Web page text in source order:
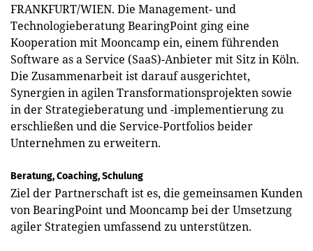
FRANKFURT/WIEN. Die Management- und
Technologieberatung BearingPoint ging eine
Kooperation mit Mooncamp ein, einem führenden
Software as a Service (SaaS)-Anbieter mit Sitz in Köln.
Die Zusammenarbeit ist darauf ausgerichtet,
Synergien in agilen Transformationsprojekten sowie
in der Strategieberatung und -implementierung zu
erschließen und die Service-Portfolios beider
Unternehmen zu erweitern.
Beratung, Coaching, Schulung
Ziel der Partnerschaft ist es, die gemeinsamen Kunden
von BearingPoint und Mooncamp bei der Umsetzung
agiler Strategien umfassend zu unterstützen.